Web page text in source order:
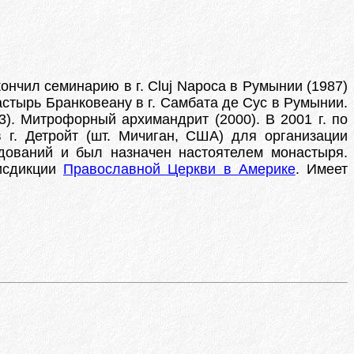
семинарию в г. Cluj Napoca в Румынии (1987)
Бранковеану в г. Самбата де Сус в Румынии.
Митрофорный архимандрит (2000). В 2001 г. по
Детройт (шт. Мичиган, США) для организации
и был назначен настоятелем монастыря.
Православной Церкви в Америке. Имеет